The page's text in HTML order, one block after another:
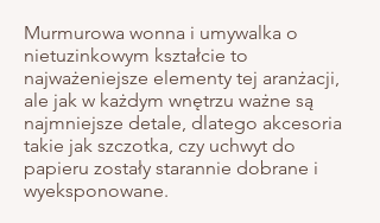
Murmurowa wonna i umywalka o
nietuzinkowym kształcie to
najważeniejsze elementy tej aranżacji,
ale jak w każdym wnętrzu ważne są
najmniejsze detale, dlatego akcesoria
takie jak szczotka, czy uchwyt do
papieru zostały starannie dobrane i
wyeksponowane.